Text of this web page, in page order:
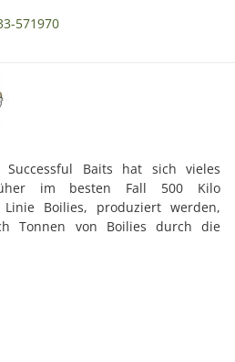
571970
Baits hat sich vieles
im besten Fall 500 Kilo
Boilies, produziert werden,
Tonnen von Boilies durch die